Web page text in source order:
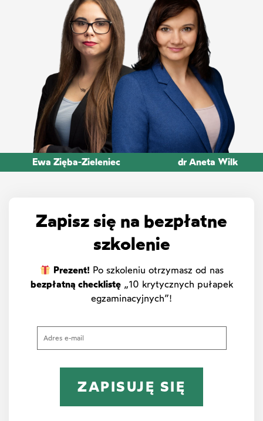
Ewa Zięba-Zieleniec dr Aneta Wilk
Zapisz się na bezpłatne
szkolenie
Prezent! Po szkoleniu otrzymasz od nas
bezpłatną checklistę„10 krytycznych pułapek
egzaminacyjnych”!